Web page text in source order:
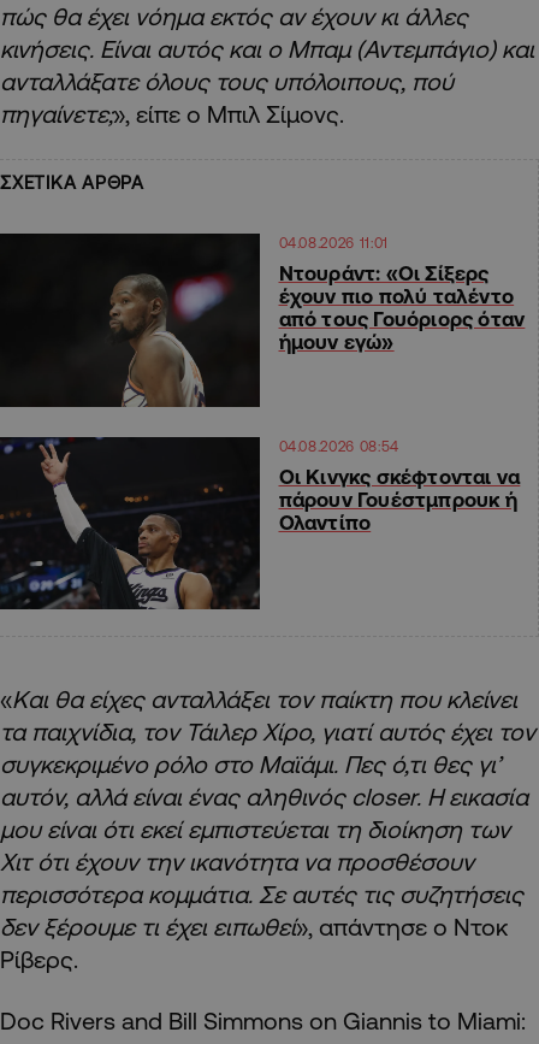
πώς θα έχει νόημα εκτός αν έχουν κι άλλες
κινήσεις. Είναι αυτός και ο Μπαμ (Αντεμπάγιο) και
ανταλλάξατε όλους τους υπόλοιπους, πού
πηγαίνετε;», είπε ο Μπιλ Σίμονς.
ΣΧΕΤΙΚΑ ΑΡΘΡΑ
04.08.2026 11:01
Ντουράντ: «Οι Σίξερς
έχουν πιο πολύ ταλέντο
από τους Γουόριορς όταν
ήμουν εγώ»
04.08.2026 08:54
Οι Κινγκς σκέφτονται να
πάρουν Γουέστμπρουκ ή
Ολαντίπο
«Και θα είχες ανταλλάξει τον παίκτη που κλείνει
τα παιχνίδια, τον Τάιλερ Χίρο, γιατί αυτός έχει τον
συγκεκριμένο ρόλο στο Μαϊάμι. Πες ό,τι θες γι’
αυτόν, αλλά είναι ένας αληθινός closer. Η εικασία
μου είναι ότι εκεί εμπιστεύεται τη διοίκηση των
Χιτ ότι έχουν την ικανότητα να προσθέσουν
περισσότερα κομμάτια. Σε αυτές τις συζητήσεις
δεν ξέρουμε τι έχει ειπωθεί», απάντησε ο Ντοκ
Ρίβερς.
Doc Rivers and Bill Simmons on Giannis to Miami: